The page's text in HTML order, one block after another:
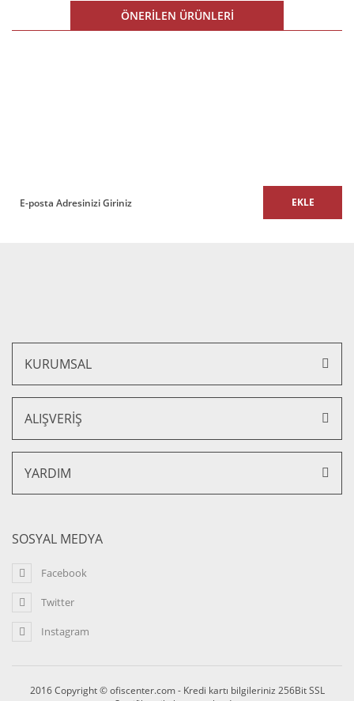
Ürün resmi kalitesiz, bozuk veya görüntülenemiyor.
Ürün açıklamasında eksik bilgiler bulunuyor.
ÖNERİLEN ÜRÜNLERİ
46.700,00 TL + KDV
EKLE
KURUMSAL
ALIŞVERİŞ
YARDIM
SOSYAL MEDYA
Facebook
Twitter
Instagram
2016 Copyright © ofiscenter.com - Kredi kartı bilgileriniz 256Bit SSL